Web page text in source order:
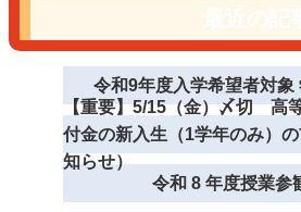
令和9年度入学希望者対象
【重要】5/15（金）〆切 高
付金の新入生（1学年のみ）
知らせ）
令和 8 年度授業参